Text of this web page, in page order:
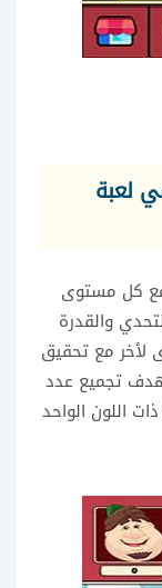
لعبة
كل مستوى
والقدرة
لأخر مع تحقيق
تجميع عدد
اللون الواحد